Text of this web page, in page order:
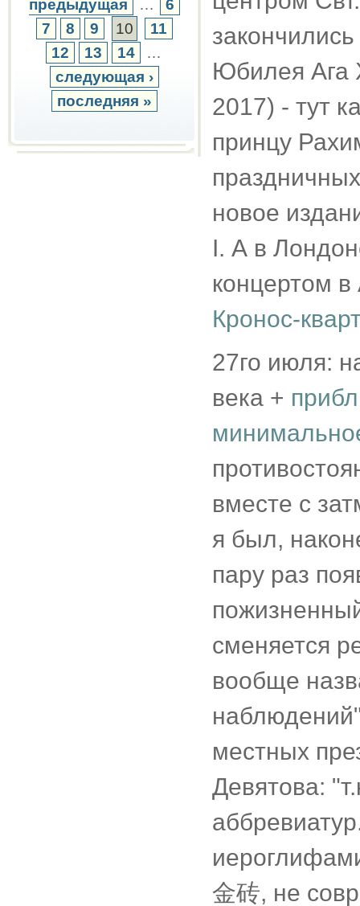
предыдущая …
6
7
8 9 10
11
12
13 14
…
следующая ›
последняя »
Юбилея Ага
2017) - тут
принцу
новое
I. А в
концертом
Кронос-
27го июля:
века +
вместе с
я был,
пару раз
сменяется
вообще
местных
Девятова:
金砖, не